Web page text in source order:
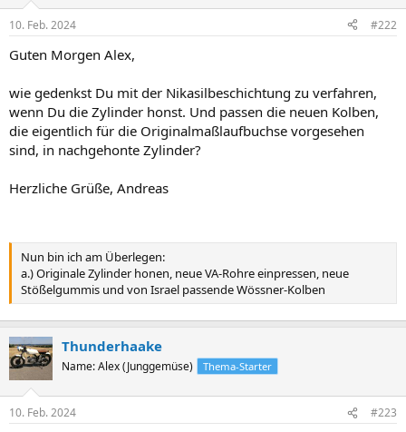
10. Feb. 2024 #222
Guten Morgen Alex,
wie gedenkst Du mit der Nikasilbeschichtung zu verfahren,
wenn Du die Zylinder honst. Und passen die neuen Kolben,
die eigentlich für die Originalmaßlaufbuchse vorgesehen
sind, in nachgehonte Zylinder?
Herzliche Grüße, Andreas
Nun bin ich am Überlegen:
a.) Originale Zylinder honen, neue VA-Rohre einpressen, neue
Stößelgummis und von Israel passende Wössner-Kolben
Thunderhaake
Name: Alex (Junggemüse) Thema-Starter
10. Feb. 2024 #223